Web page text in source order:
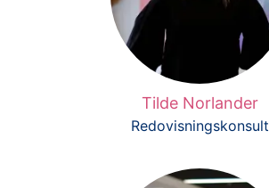
Tilde Norlander
Redovisningskonsult